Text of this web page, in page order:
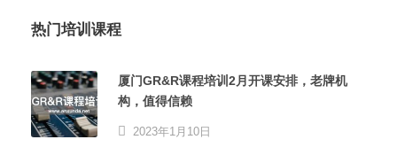
热门培训课程
厦门GR&R课程培训2月开课安排，老牌机
构，值得信赖
2023年1月10日